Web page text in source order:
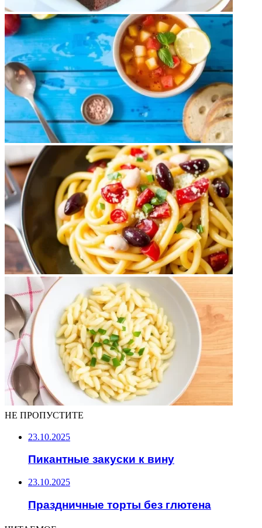
НЕ ПРОПУСТИТЕ
23.10.2025
Пикантные закуски к вину
23.10.2025
Праздничные торты без глютена